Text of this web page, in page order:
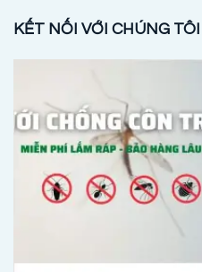
KẾT NỐI VỚI CHÚNG TÔI